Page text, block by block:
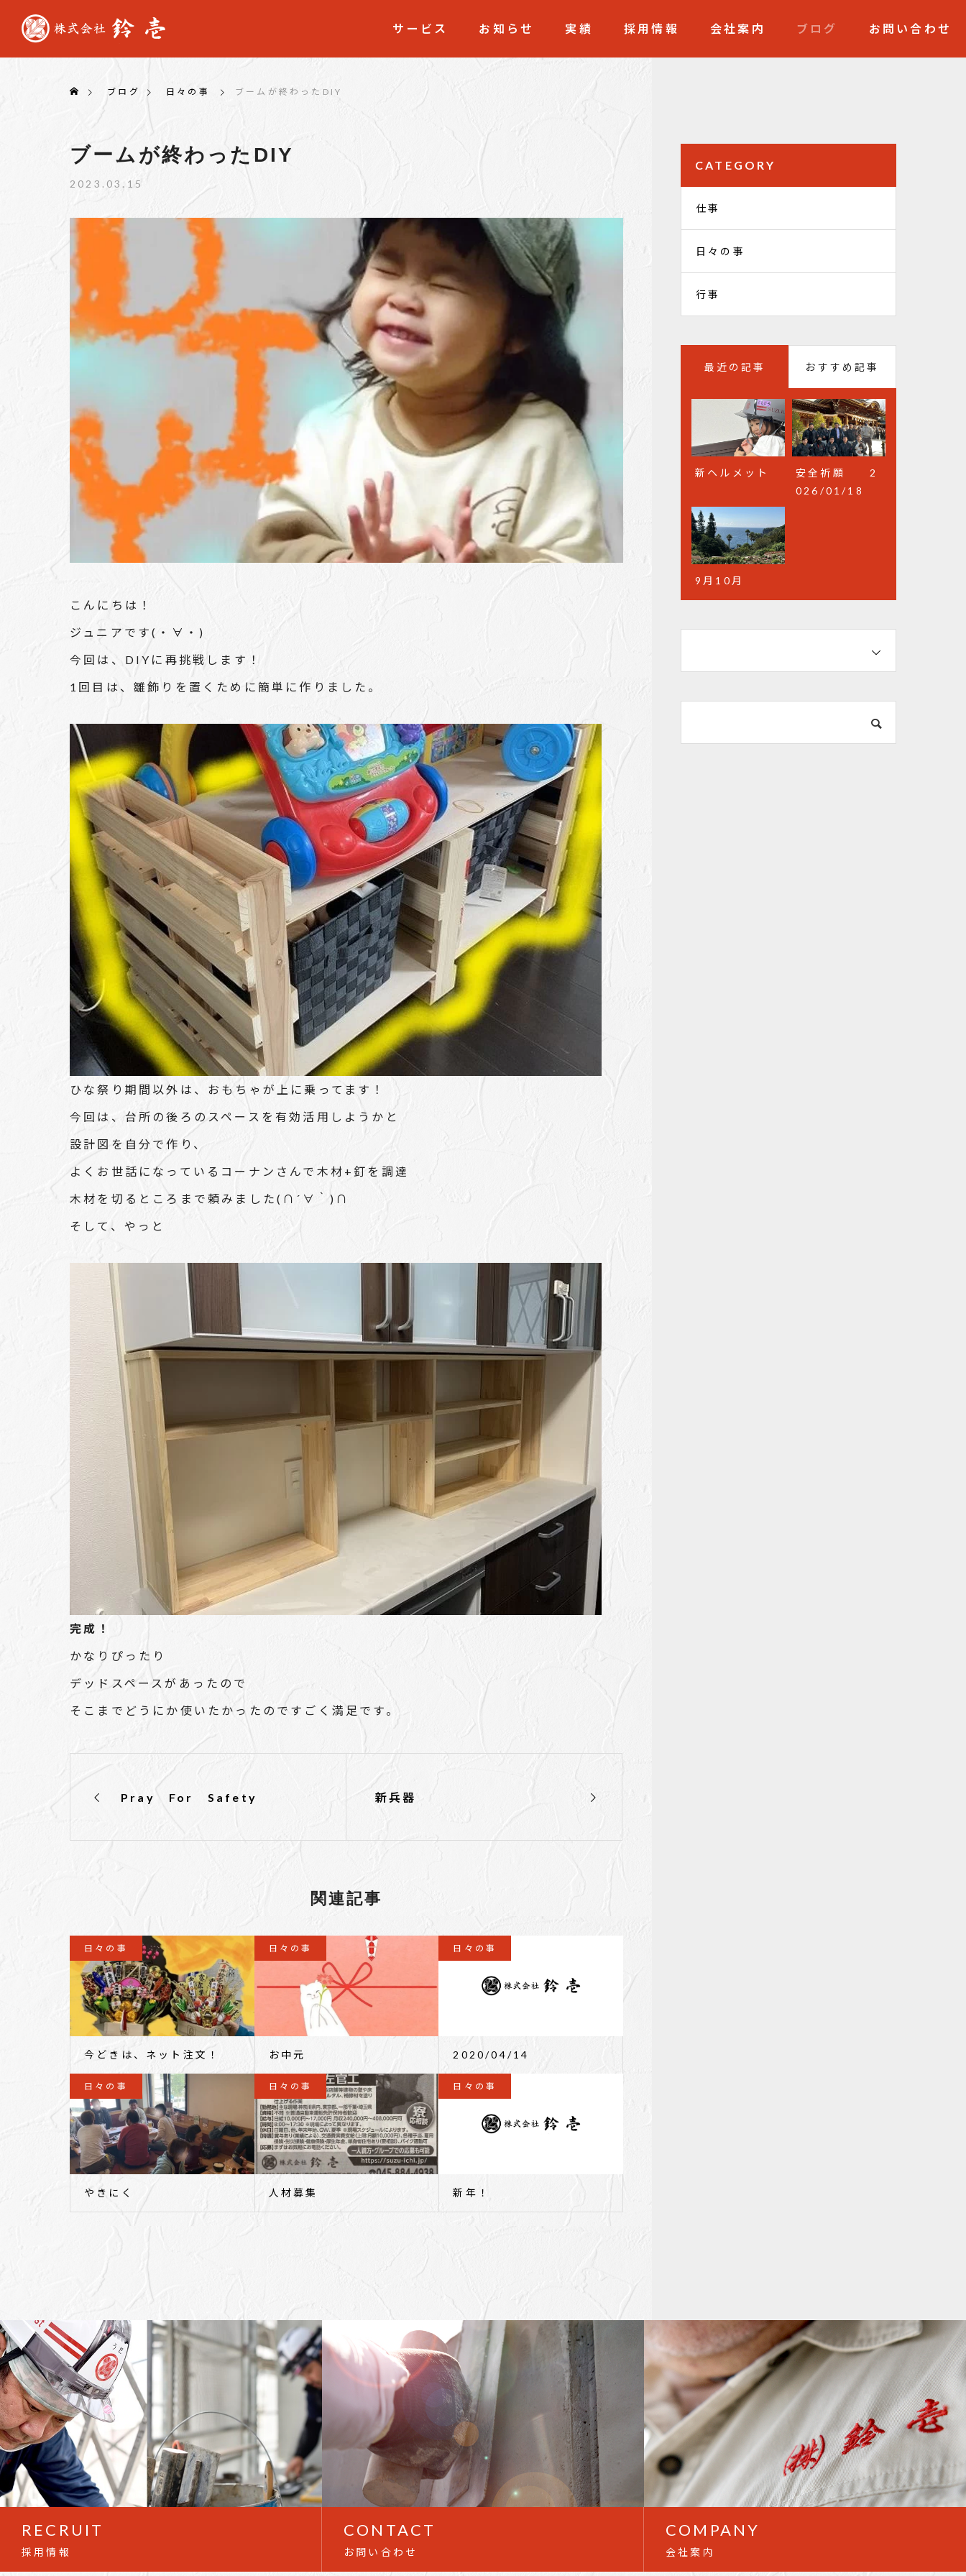
サービス お知らせ 実績 採用情報 会社案内 ブログ お問い合わせ
ブログ 日々の事 ブームが終わったDIY
ブームが終わったDIY
2023.03.15
こんにちは！
ジュニアです(・∀・)
今回は、DIYに再挑戦します！
1回目は、雛飾りを置くために簡単に作りました。
ひな祭り期間以外は、おもちゃが上に乗ってます！
今回は、台所の後ろのスペースを有効活用しようかと
設計図を自分で作り、
よくお世話になっているコーナンさんで木材+釘を調達
木材を切るところまで頼みました(∩´∀｀)∩
そして、やっと
完成！
かなりぴったり
デッドスペースがあったので
そこまでどうにか使いたかったのですごく満足です。
Pray For Safety 新兵器
関連記事
日々の事
今どきは、ネット注文！
日々の事
お中元
日々の事
2020/04/14
日々の事
やきにく
日々の事
人材募集
日々の事
新年！
CATEGORY
仕事
日々の事
行事
最近の記事 おすすめ記事
新ヘルメット
安全祈願 2
026/01/18
9月10月
健康診断
今どきは、ネ
ット注文！
ものづくり後
継塾
RECRUIT
採用情報
CONTACT
お問い合わせ
COMPANY
会社案内